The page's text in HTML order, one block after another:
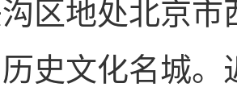
区地处北京
史文化名城